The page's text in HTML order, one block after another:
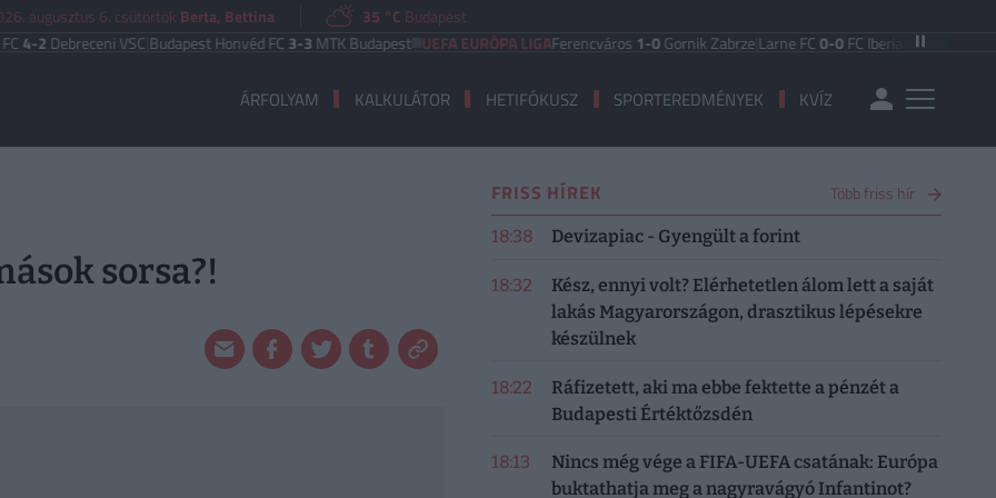
augusztus 6. csütörtök Berta, Bettina 35 °C Budapest
Debreceni VSC|Budapest Honvéd FC3-3MTK Budapest UEFA EURÓPA LIGAFerencváros1-0Gornik Zabrze |Larne FC0-0FC Iberia 1999 Shamrock
ÁRFOLYAM KALKULÁTOR HETIFÓKUSZ SPORTEREDMÉNYEK KVÍZ
sorsa?!
FRISS HÍREK Több friss hír
18:38 Devizapiac - Gyengült a forint
18:32
Kész, ennyi volt? Elérhetetlen álom lett a saját
lakás Magyarországon, drasztikus lépésekre
készülnek
18:22
Ráfizetett, aki ma ebbe fektette a pénzét a
Budapesti Értéktőzsdén
18:13
Nincs még vége a FIFA-UEFA csatának: Európa
buktathatja meg a nagyravágyó Infantinot?